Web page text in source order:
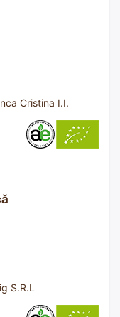
Cristina I.I.
S.R.L